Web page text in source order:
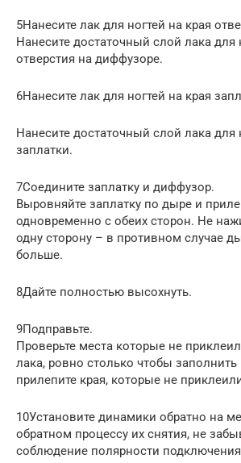
5Нанесите лак для ногтей на края
Нанесите достаточный слой лака для
отверстия на диффузоре.
6Нанесите лак для ногтей на края
Нанесите достаточный слой лака для
заплатки.
7Соедините заплатку и диффузор.
Выровняйте заплатку по дыре и
одновременно с обеих сторон. Не
одну сторону – в противном случае
больше.
8Дайте полностью высохнуть.
9Подправьте.
Проверьте места которые не
лака, ровно столько чтобы
прилепите края, которые не
10Установите динамики обратно на
обратном процессу их снятия, не
соблюдение полярности